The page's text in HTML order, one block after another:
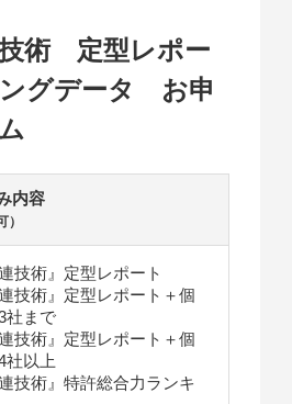
術 定型レポー
ングデータ お申
内容
）
技術』定型レポート
技術』定型レポート＋個
社まで
技術』定型レポート＋個
社以上
技術』特許総合力ランキ